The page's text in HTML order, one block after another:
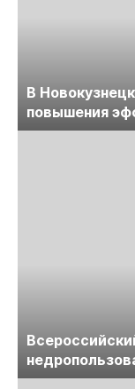
В
повышения
предприятий